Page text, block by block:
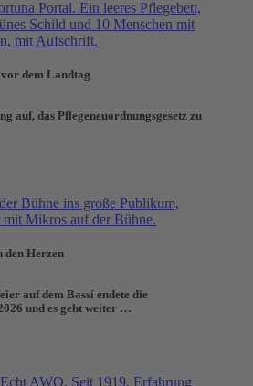
dem Landtag
auf, das Pflegeneuordnungsgesetz zu
den Herzen
auf dem Bassi endete die
und es geht weiter …